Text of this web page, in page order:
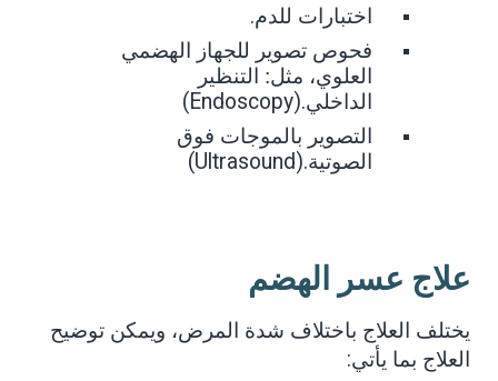
اختبارات للدم.
فحوص تصوير للجهاز الهضمي
العلوي، مثل: التنظير
الداخلي(Endoscopy).
التصوير بالموجات فوق
الصوتية(Ultrasound).
علاج عسر الهضم
يختلف العلاج باختلاف شدة المرض، ويمكن توضيح
العلاج بما يأتي: